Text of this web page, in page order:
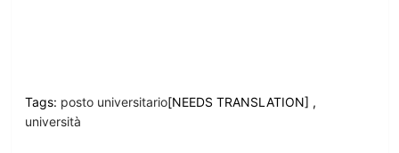
Tags: posto universitario[NEEDS TRANSLATION] ,
università